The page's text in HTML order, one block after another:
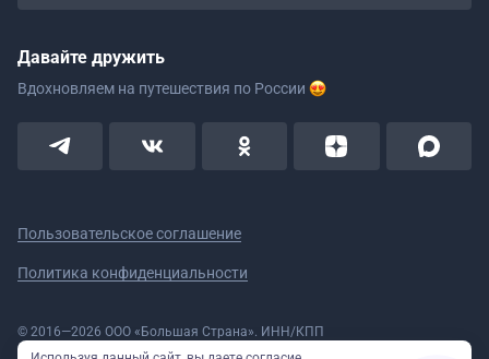
Давайте дружить
Вдохновляем на путешествия по России
Пользовательское соглашение
Политика конфиденциальности
© 2016—2026 ООО «Большая Страна». ИНН/КПП
5908078160/590801001 ОГРН 1185958020533